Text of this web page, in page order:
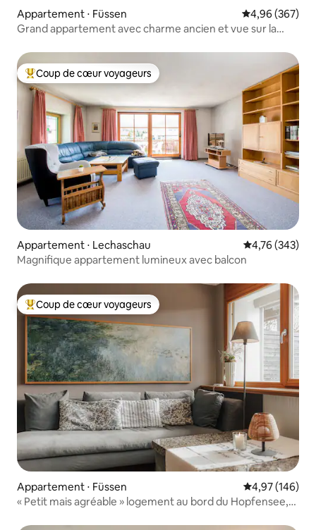
Appartement ⋅ Füssen Évaluation
4,96 (367)
Grand appartement avec charme ancien et vue sur la
Coups de cœur voyageurs les plus appréciés
Coup de cœur voyageurs
Appartement ⋅ Lechaschau Évaluation
4,76 (343)
Magnifique appartement lumineux avec balcon
Coups de cœur voyageurs les plus appréciés
Coup de cœur voyageurs
Appartement ⋅ Füssen Évaluation
4,97 (146)
« Petit mais agréable » logement au bord du Hopfensee,